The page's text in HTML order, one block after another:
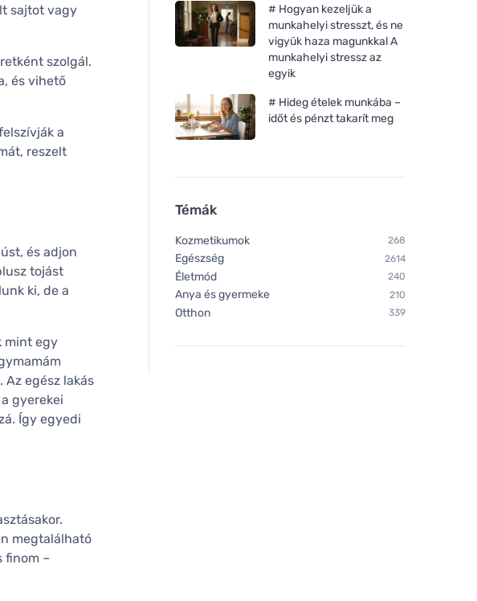
sajtot vagy
szolgál.
és vihető
a
reszelt
és adjon
tojást
ki, de a
mint egy
egész lakás
gyerekei
Így egyedi
megtalálható
finom –
# Hogyan kezeljük a
munkahelyi stresszt, és ne
vigyük haza magunkkal A
munkahelyi stressz az
egyik
# Hideg ételek munkába –
időt és pénzt takarít meg
Témák
Kozmetikumok 268
Egészség 2614
Életmód 240
Anya és gyermeke 210
Otthon 339